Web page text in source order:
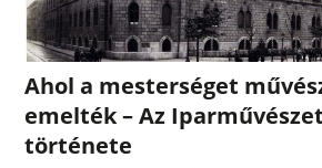
Ahol a mesterséget
emelték – Az
története